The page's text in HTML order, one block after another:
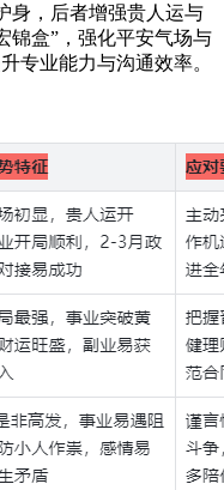
身，后者增强贵人运与
锦盒”，强化平安气场与
专业能力与沟通效率。